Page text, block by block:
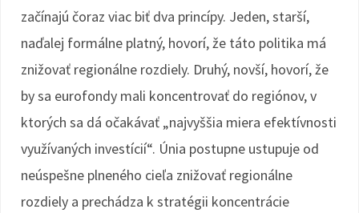
začínajú čoraz viac biť dva princípy. Jeden, starší,
naďalej formálne platný, hovorí, že táto politika má
znižovať regionálne rozdiely. Druhý, novší, hovorí, že
by sa eurofondy mali koncentrovať do regiónov, v
ktorých sa dá očakávať „najvyššia miera efektívnosti
využívaných investícií“. Únia postupne ustupuje od
neúspešne plneného cieľa znižovať regionálne
rozdiely a prechádza k stratégii koncentrácie